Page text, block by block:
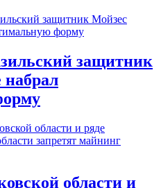
защитник
набрал
области и